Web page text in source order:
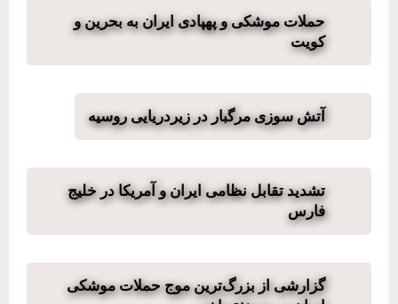
حملات موشکی و پهپادی ایران به بحرین و
کویت
آتش سوزی مرگبار در زیردریایی روسیه
تشدید تقابل نظامی ایران و آمریکا در خلیج
فارس
گزارشی از بزرگ‌ترین موج حملات موشکی